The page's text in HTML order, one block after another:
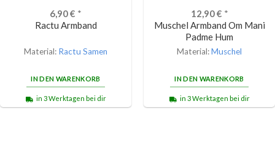
6,90€ *
Ractu Armband
Material: Ractu Samen
IN DEN WARENKORB
in 3 Werktagen bei dir
12,90€ *
Muschel Armband Om Mani
Padme Hum
Material:Muschel
IN DEN WARENKORB
in 3 Werktagen bei dir